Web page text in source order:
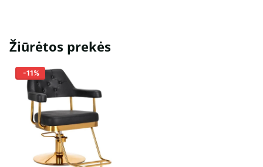
Žiūrėtos prekės
-11%